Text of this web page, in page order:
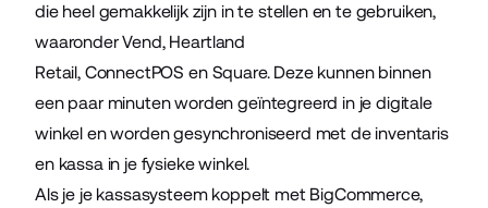
die heel gemakkelijk zijn in te stellen en te gebruiken,
waaronderVend, Heartland
Retail, ConnectPOS en Square. Deze kunnen binnen
een paar minuten worden geïntegreerd in je digitale
winkel en worden gesynchroniseerd met de inventaris
en kassa in je fysieke winkel.
Als je je kassasysteem koppelt met BigCommerce,